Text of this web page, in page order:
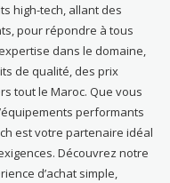
high-tech, allant des
pour répondre à tous
dans le domaine,
de qualité, des prix
tout le Maroc. Que vous
performants
est votre partenaire idéal
Découvrez notre
d’achat simple,